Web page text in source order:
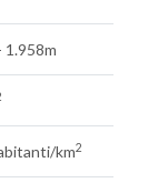
1.958m
km2